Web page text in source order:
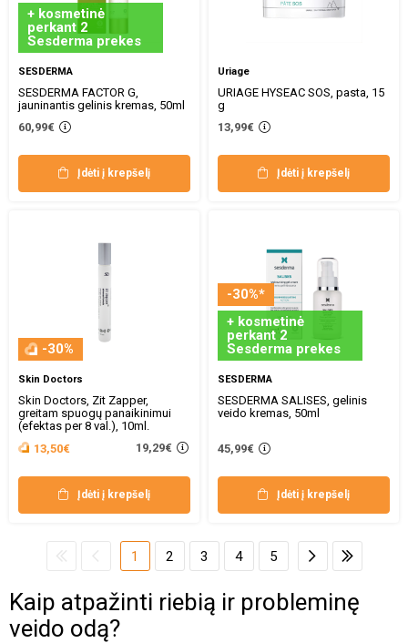
+ kosmetinė
perkant 2
Sesderma prekes
SESDERMA
SESDERMA FACTOR G,
jauninantis gelinis kremas, 50ml
60,99€
Įdėti į krepšelį
Uriage
URIAGE HYSEAC SOS, pasta, 15
g
13,99€
Įdėti į krepšelį
-30%
Skin Doctors
Skin Doctors, Zit Zapper,
greitam spuogų panaikinimui
(efektas per 8 val.), 10ml.
13,50€
19,29€
Įdėti į krepšelį
-30%*
+ kosmetinė
perkant 2
Sesderma prekes
SESDERMA
SESDERMA SALISES, gelinis
veido kremas, 50ml
45,99€
Įdėti į krepšelį
1 2 3 4 5
Kaip atpažinti riebią ir probleminę
veido odą?